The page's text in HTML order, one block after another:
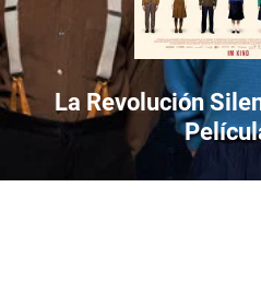
La Revolución